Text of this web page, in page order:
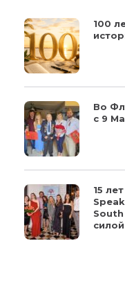
100
Во
с 9
15